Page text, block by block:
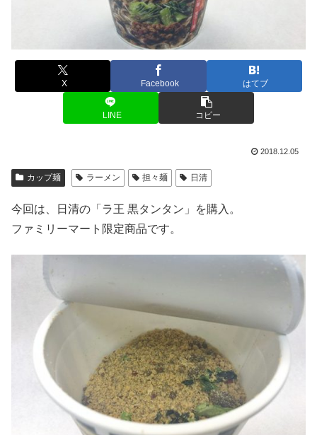
X Facebook はてブ
LINE コピー
2018.12.05
カップ麺 ラーメン 担々麺 日清
今回は、日清の「ラ王 黒タンタン」を購入。
ファミリーマート限定商品です。